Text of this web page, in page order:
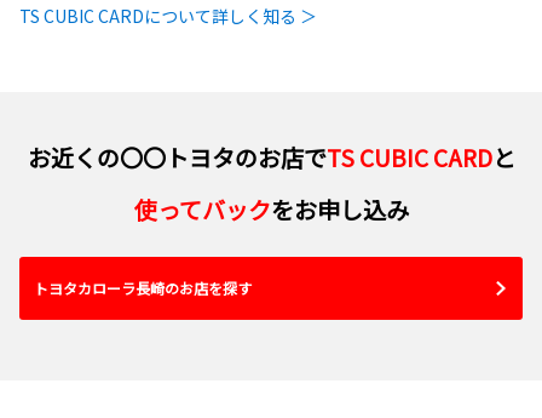
TS CUBIC CARDについて詳しく知る ＞
お近くの〇〇トヨタのお店でTS CUBIC CARDと
使ってバックをお申し込み
トヨタカローラ長崎のお店を探す